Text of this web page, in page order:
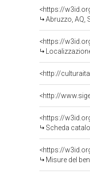
<https://
Abruzzo, AQ,
<https://
<http://
<http://
<https://
Scheda
<https://
Misure del